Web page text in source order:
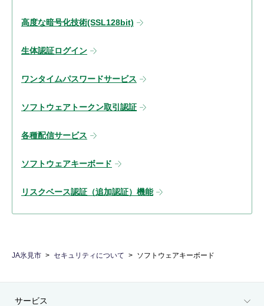
高度な暗号化技術(SSL128bit)
生体認証ログイン
ワンタイムパスワードサービス
ソフトウェアトークン取引認証
各種配信サービス
ソフトウェアキーボード
リスクベース認証（追加認証）機能
JA氷見市 セキュリティについて ソフトウェアキーボード
サービス